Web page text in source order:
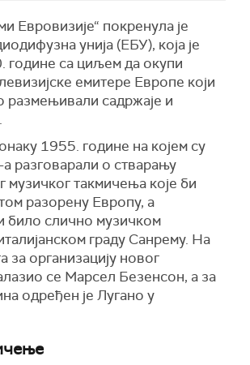
Евровизије“ покренула је
унија (ЕБУ), која је
године са циљем да окупи
емитере Европе који
размењивали садржаје и
1955. године на којем су
разговарали о стварању
музичког такмичења које би
разорену Европу, а
било слично музичком
граду Санрему. На
за организацију новог
се Марсел Безенсон, а за
одређен је Лугано у